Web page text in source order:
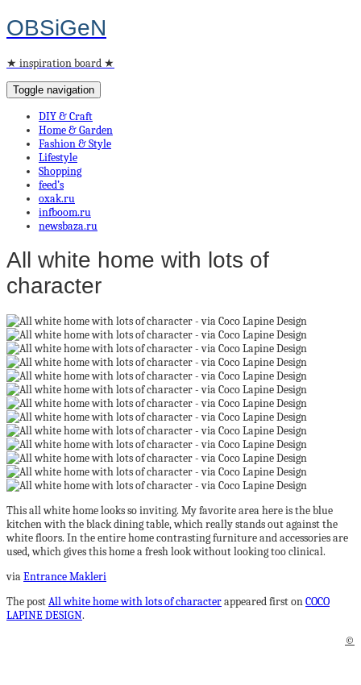
OBSiGeN
★ inspiration board ★
Toggle navigation
DIY & Craft
Home & Garden
Fashion & Style
Lifestyle
Shopping
feed’s
oxak.ru
infboom.ru
newsbaza.ru
All white home with lots of
character
This all white home looks so inviting. My favorite area here is the blue
kitchen with the black dining table, which really stands out against the
white floors. In the entire home contrasting furniture and accessories are
used, which gives this home a fresh look without looking too clinical.
viaEntrance Makleri
The postAll white home with lots of characterappeared first onCOCO
LAPINE DESIGN.
©